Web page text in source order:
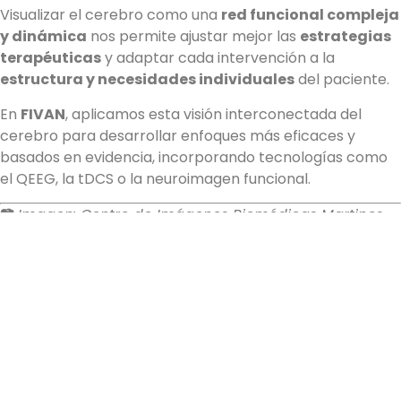
Visualizar el cerebro como una red funcional compleja
y dinámica nos permite ajustar mejor las estrategias
terapéuticasy adaptar cada intervención a la
estructura y necesidades individualesdel paciente.
En FIVAN, aplicamos esta visión interconectada del
cerebro para desarrollar enfoques más eficaces y
basados en evidencia, incorporando tecnologías como
el QEEG, la tDCS o la neuroimagen funcional.
📷 Imagen: Centro de Imágenes Biomédicas Martinos –